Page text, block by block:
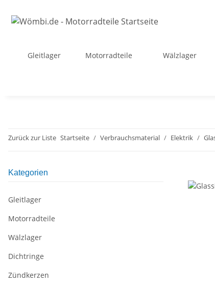
Gleitlager Motorradteile Wälzlager
Zurück zur Liste Startseite Verbrauchsmaterial Elektrik
Kategorien
Gleitlager
Motorradteile
Wälzlager
Dichtringe
Zündkerzen